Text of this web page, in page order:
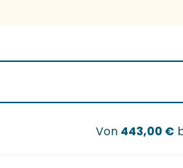
Von 443,00 €